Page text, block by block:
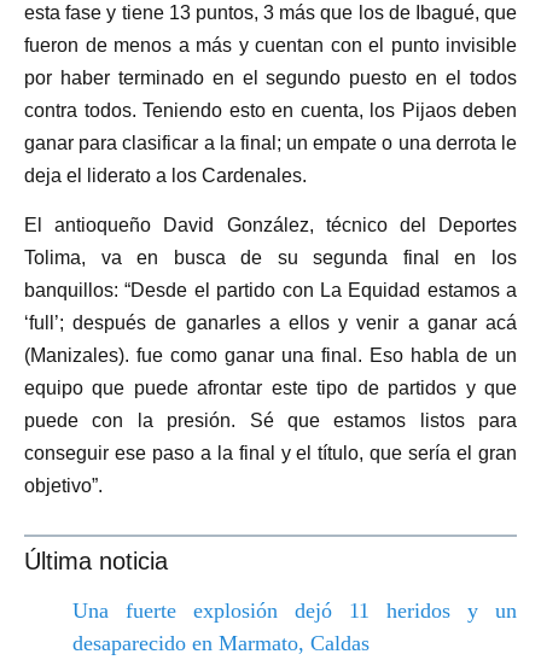
esta fase y tiene 13 puntos, 3 más que los de Ibagué, que
fueron de menos a más y cuentan con el punto invisible
por haber terminado en el segundo puesto en el todos
contra todos. Teniendo esto en cuenta, los Pijaos deben
ganar para clasificar a la final; un empate o una derrota le
deja el liderato a los Cardenales.
El antioqueño David González, técnico del Deportes
Tolima, va en busca de su segunda final en los
banquillos: “Desde el partido con La Equidad estamos a
‘full’; después de ganarles a ellos y venir a ganar acá
(Manizales). fue como ganar una final. Eso habla de un
equipo que puede afrontar este tipo de partidos y que
puede con la presión. Sé que estamos listos para
conseguir ese paso a la final y el título, que sería el gran
objetivo”.
Última noticia
Una fuerte explosión dejó 11 heridos y un
desaparecido en Marmato, Caldas